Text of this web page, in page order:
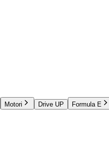
Motori Drive UP Formula E